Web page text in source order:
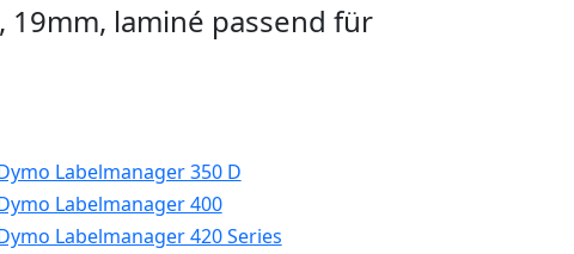
19mm, laminé passend für
Labelmanager 350 D
Labelmanager 400
Labelmanager 420 Series